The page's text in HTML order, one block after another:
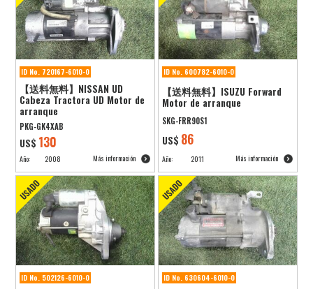
ID No. 720167-6010-0
【送料無料】NISSAN UD
Cabeza Tractora UD Motor de
arranque
PKG-GK4XAB
US$ 130
Año: 2008 Más información
ID No. 600782-6010-0
【送料無料】ISUZU Forward
Motor de arranque
SKG-FRR90S1
US$ 86
Año: 2011 Más información
ID No. 502126-6010-0 ID No. 630604-6010-0